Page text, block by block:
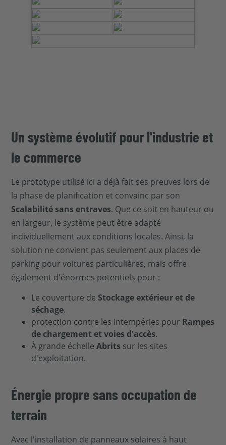
Un système évolutif pour l'industrie et
le commerce
Le prototype utilisé ici a déjà fait ses preuves lors de
la phase de planification et convainc par son
Scalabilité sans entraves. Que ce soit en hauteur ou
en largeur, le système peut être adapté
individuellement aux conditions locales. Ainsi, la
solution ne convient pas seulement aux places de
parking pour voitures particulières, mais offre
également d'énormes potentiels pour :
Le couverture de Stockage extérieur et de
séchage.
protection contre les intempéries pour Rampes
de chargement et voies d'accès.
À grande échelleAbrits sur les sites
d'exploitation.
Énergie propre sans occupation de
terrain
Avec l'installation de panneaux solaires à haut